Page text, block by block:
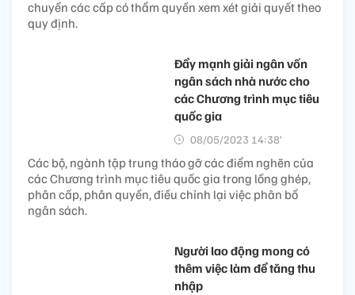
chuyển các cấp có thẩm quyền xem xét giải quyết theo
quy định.
Đẩy mạnh giải ngân vốn
ngân sách nhà nước cho
các Chương trình mục tiêu
quốc gia
08/05/2023 14:38’
Các bộ, ngành tập trung tháo gỡ các điểm nghẽn của
các Chương trình mục tiêu quốc gia trong lồng ghép,
phân cấp, phân quyền, điều chỉnh lại việc phân bổ
ngân sách.
Người lao động mong có
thêm việc làm để tăng thu
nhập